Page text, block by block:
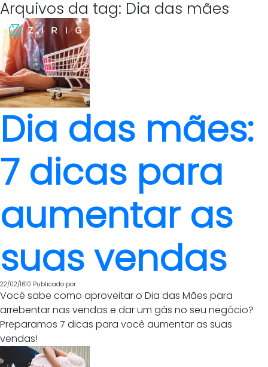
Arquivos da tag: Dia das mães
Dia das mães:
7 dicas para
aumentar as
suas vendas
22/02/1610 Publicado por
Você sabe como aproveitar o Dia das Mães para
arrebentar nas vendas e dar um gás no seu negócio?
Preparamos 7 dicas para você aumentar as suas
vendas!